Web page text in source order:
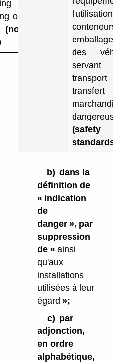
or
of dangerous
(normes de
des
transport
(safety
b) dans la
définition de
« indication
de
danger », par
suppression
de «ainsi
qu'aux
installations
utilisées à leur
égard »;
c) par
adjonction,
en ordre
alphabétique,